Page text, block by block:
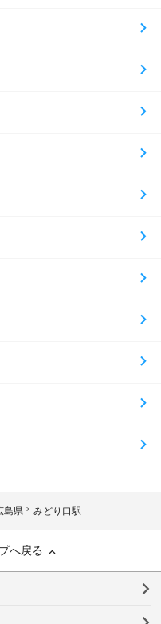
島県 みどり口駅
へ戻る